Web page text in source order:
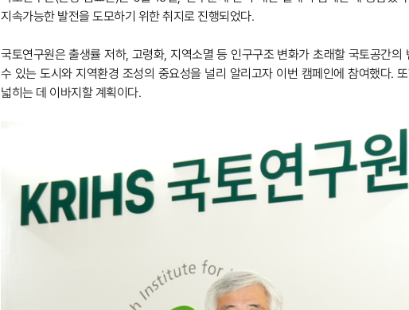
지속가능한 발전을 도모하기 위한 취지로 진행되었다.
국토연구원은 출생률 저하, 고령화, 지역소멸 등 인구구조 변화가 초래할 국토공간
수 있는 도시와 지역환경 조성의 중요성을 널리 알리고자 이번 캠페인에 참여했다.
넓히는 데 이바지할 계획이다.